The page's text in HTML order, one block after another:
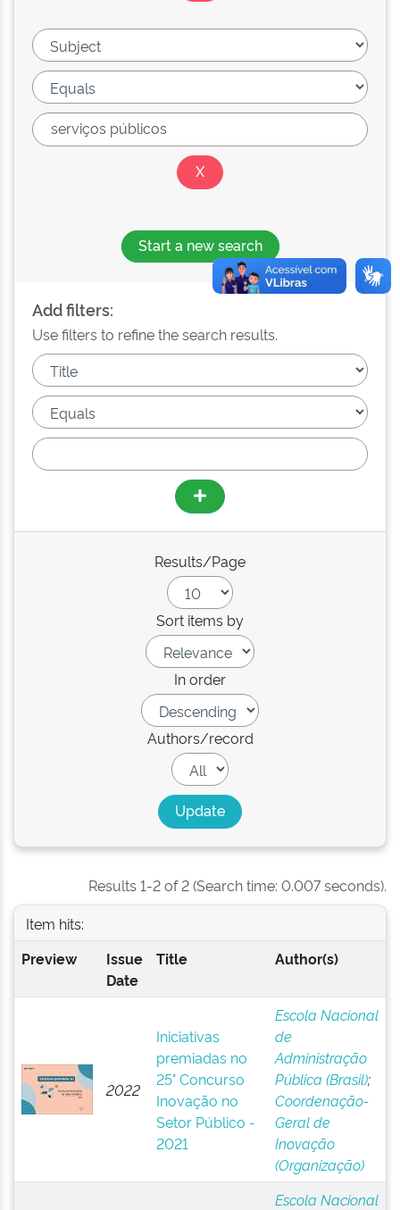
Start a new search
Add filters:
Use filters to refine the search results.
Results/Page
Sort items by
In order
Authors/record
Results 1-2 of 2 (Search time: 0.007 seconds).
Item hits:
Preview
Issue
Date
Title Author(s)
2022
Iniciativas
premiadas no
25° Concurso
Inovação no
Setor Público -
2021
Escola Nacional
de
Administração
Pública (Brasil);
Coordenação-
Geral de
Inovação
(Organização)
Escola Nacional